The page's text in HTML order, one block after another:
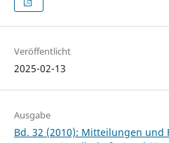
Veröffentlicht
2025-02-13
Ausgabe
Bd. 32 (2010): Mitteilungen